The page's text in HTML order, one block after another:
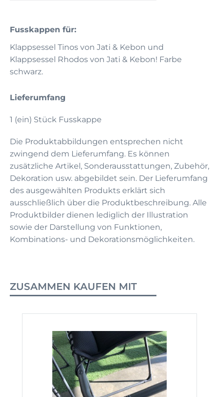
Fusskappen für:
Klappsessel Tinos von Jati & Kebon und
Klappsessel Rhodos von Jati & Kebon! Farbe
schwarz.
Lieferumfang
1 (ein) Stück Fusskappe
Die Produktabbildungen entsprechen nicht
zwingend dem Lieferumfang. Es können
zusätzliche Artikel, Sonderausstattungen, Zubehör,
Dekoration usw. abgebildet sein. Der Lieferumfang
des ausgewählten Produkts erklärt sich
ausschließlich über die Produktbeschreibung. Alle
Produktbilder dienen lediglich der Illustration
sowie der Darstellung von Funktionen,
Kombinations- und Dekorationsmöglichkeiten.
ZUSAMMEN KAUFEN MIT